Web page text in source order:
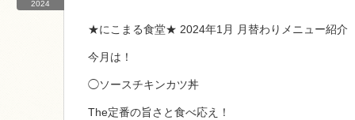
2024
★にこまる食堂★ 2024年1月 月替わりメニュー紹介
今月は！
◯ソースチキンカツ丼
The定番の旨さと食べ応え！